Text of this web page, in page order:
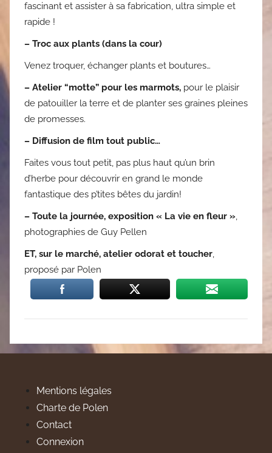
fascinant et assister à sa fabrication, ultra simple et
rapide !
– Troc aux plants (dans la cour)
Venez troquer, échanger plants et boutures…
– Atelier “motte” pour les marmots, pour le plaisir
de patouiller la terre et de planter ses graines pleines
de promesses.
– Diffusion de film tout public…
Faites vous tout petit, pas plus haut qu’un brin
d’herbe pour découvrir en grand le monde
fantastique des p’tites bêtes du jardin!
– Toute la journée, exposition « La vie en fleur »,
photographies de Guy Pellen
ET, sur le marché, atelier odorat et toucher,
proposé par Polen
Mentions légales
Charte de Polen
Contact
Connexion